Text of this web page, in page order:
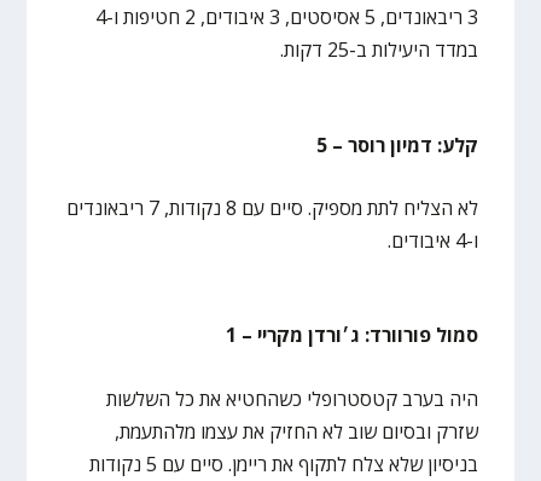
3 ריבאונדים, 5 אסיסטים, 3 איבודים, 2 חטיפות ו-4
במדד היעילות ב-25 דקות.
קלע: דמיון רוסר – 5
לא הצליח לתת מספיק. סיים עם 8 נקודות, 7 ריבאונדים
ו-4 איבודים.
סמול פורוורד: ג׳ורדן מקריי – 1
היה בערב קטסטרופלי כשהחטיא את כל השלשות
שזרק ובסיום שוב לא החזיק את עצמו מלהתעמת,
בניסיון שלא צלח לתקוף את ריימן. סיים עם 5 נקודות